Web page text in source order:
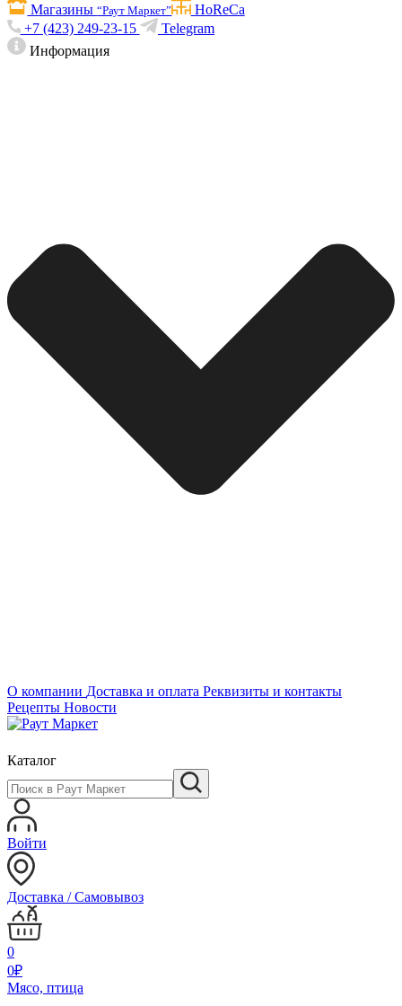
Магазины“Раут Маркет”
HoReCa
+7 (423) 249-23-15
Telegram
Информация
О компании Доставка и оплата Реквизиты и контакты
Рецепты Новости
Каталог
Войти
Доставка / Самовывоз
0
0₽
Мясо, птица